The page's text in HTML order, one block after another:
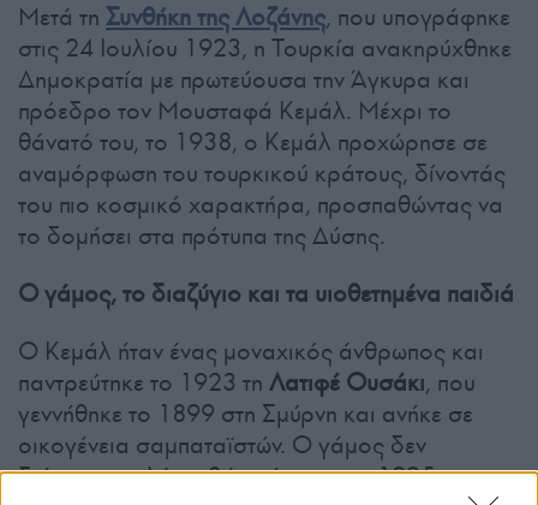
Μετά τη Συνθήκη της Λοζάνης, που υπογράφηκε
στις 24 Ιουλίου 1923, η Τουρκία ανακηρύχθηκε
Δημοκρατία με πρωτεύουσα την Άγκυρα και
πρόεδρο τον Μουσταφά Κεμάλ. Μέχρι το
θάνατό του, το 1938, ο Κεμάλ προχώρησε σε
αναμόρφωση του τουρκικού κράτους, δίνοντάς
του πιο κοσμικό χαρακτήρα, προσπαθώντας να
το δομήσει στα πρότυπα της Δύσης.
Ο γάμος, το διαζύγιο και τα υιοθετημένα παιδιά
Ο Κεμάλ ήταν ένας μοναχικός άνθρωπος και
παντρεύτηκε το 1923 τη Λατιφέ Ουσάκι, που
γεννήθηκε το 1899 στη Σμύρνη και ανήκε σε
οικογένεια σαμπαταϊστών. Ο γάμος δεν
διήρκεσε πολύ, καθώς χώρισαν το 1925.